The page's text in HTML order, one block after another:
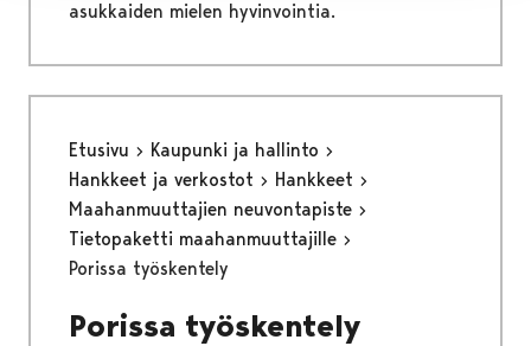
asukkaiden mielen hyvinvointia.
Etusivu
Kaupunki ja hallinto
Hankkeet ja verkostot
Hankkeet
Maahanmuuttajien neuvontapiste
Tietopaketti maahanmuuttajille
Porissa työskentely
Porissa työskentely